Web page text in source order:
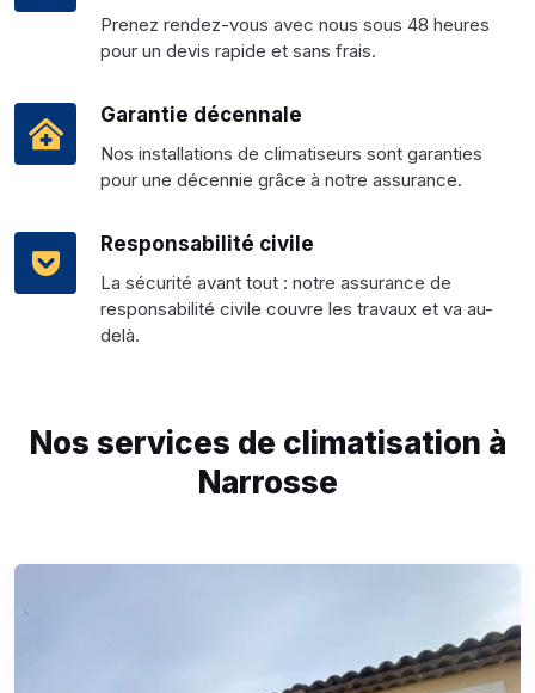
Prenez rendez-vous avec nous sous 48 heures
pour un devis rapide et sans frais.
Garantie décennale
Nos installations de climatiseurs sont garanties
pour une décennie grâce à notre assurance.
Responsabilité civile
La sécurité avant tout : notre assurance de
responsabilité civile couvre les travaux et va au-
delà.
Nos services de climatisation à
Narrosse